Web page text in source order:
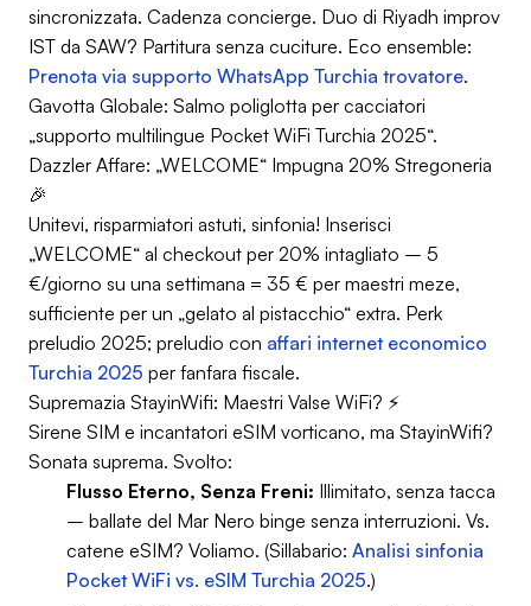
sincronizzata. Cadenza concierge. Duo di Riyadh improv
IST da SAW? Partitura senza cuciture. Eco ensemble:
Prenota via supporto WhatsApp Turchia trovatore.
Gavotta Globale: Salmo poliglotta per cacciatori
„supporto multilingue Pocket WiFi Turchia 2025“.
Dazzler Affare: „WELCOME“ Impugna 20% Stregoneria
🎉
Unitevi, risparmiatori astuti, sinfonia! Inserisci
„WELCOME“ al checkout per 20% intagliato – 5
€/giorno su una settimana = 35 € per maestri meze,
sufficiente per un „gelato al pistacchio“ extra. Perk
preludio 2025; preludio con affari internet economico
Turchia 2025 per fanfara fiscale.
Supremazia StayinWifi: Maestri Valse WiFi? ⚡
Sirene SIM e incantatori eSIM vorticano, ma StayinWifi?
Sonata suprema. Svolto:
Flusso Eterno, Senza Freni: Illimitato, senza tacca
– ballate del Mar Nero binge senza interruzioni. Vs.
catene eSIM? Voliamo. (Sillabario: Analisi sinfonia
Pocket WiFi vs. eSIM Turchia 2025.)